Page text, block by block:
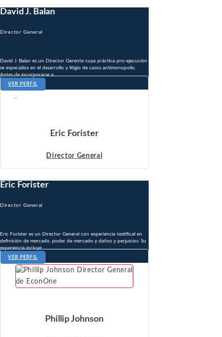
David J. Balan
Director General
David J. Balan es un Director Gerente cuya práctica pro-ejecución
se especializa en el desarrollo y litigio de casos antimonopolio.
Antes de incorporarse a ...
VER PERFIL
Eric Forister
Director General
Eric Forister
Director General
Eric Forister es un Director General con experiencia testifical en
definición de mercado, poder de mercado y daños y perjuicios. Su
experiencia incluye ...
VER PERFIL
Phillip Johnson